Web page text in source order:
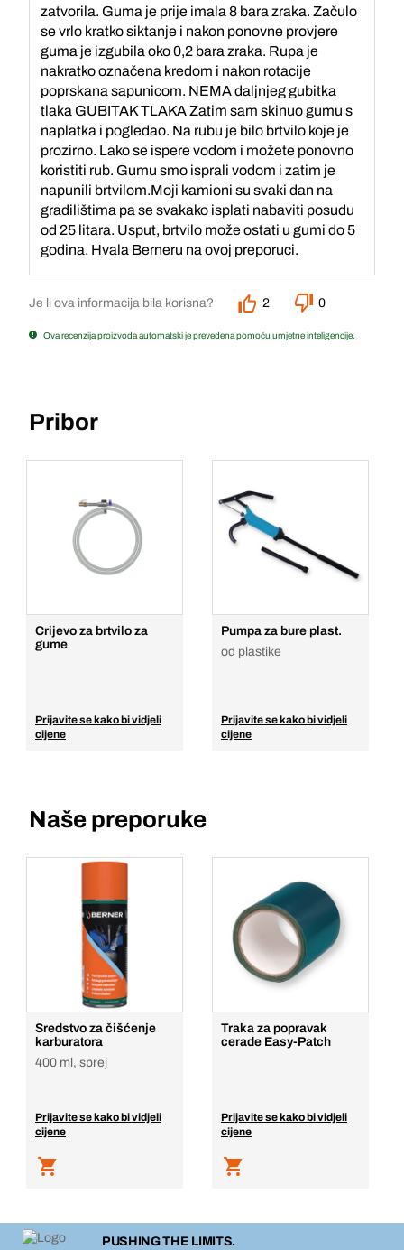
zatvorila. Guma je prije imala 8 bara zraka. Začulo
se vrlo kratko siktanje i nakon ponovne provjere
guma je izgubila oko 0,2 bara zraka. Rupa je
nakratko označena kredom i nakon rotacije
poprskana sapunicom. NEMA daljnjeg gubitka
tlaka GUBITAK TLAKA Zatim sam skinuo gumu s
naplatka i pogledao. Na rubu je bilo brtvilo koje je
prozirno. Lako se ispere vodom i možete ponovno
koristiti rub. Gumu smo isprali vodom i zatim je
napunili brtvilom.Moji kamioni su svaki dan na
gradilištima pa se svakako isplati nabaviti posudu
od 25 litara. Usput, brtvilo može ostati u gumi do 5
godina. Hvala Berneru na ovoj preporuci.
Je li ova informacija bila korisna? 2 0
Ova recenzija proizvoda automatski je prevedena pomoću umjetne inteligencije.
Pribor
Crijevo za brtvilo za
gume
Prijavite se kako bi vidjeli
cijene
Pumpa za bure plast.
od plastike
Prijavite se kako bi vidjeli
cijene
Naše preporuke
Sredstvo za čišćenje
karburatora
400 ml, sprej
Prijavite se kako bi vidjeli
cijene
Traka za popravak
cerade Easy-Patch
Prijavite se kako bi vidjeli
cijene
PUSHING THE LIMITS.